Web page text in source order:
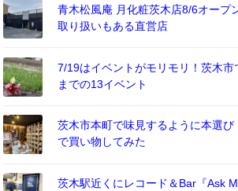
青木松風庵 月化粧茨木店8/6オープ
取り扱いもある直営店
7/19はイベントがモリモリ！茨木
までの13イベント
茨木市本町で味見するように本選び
で買い物してみた
茨木駅近くにレコード＆Bar『Ask